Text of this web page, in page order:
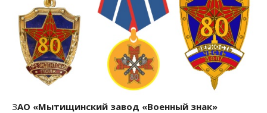
ЗАО «Мытищинский завод «Военный знак»